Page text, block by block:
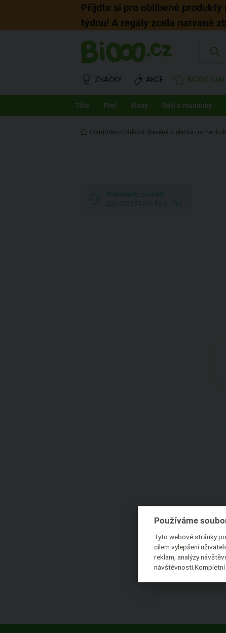
Přijdte si pro oblíbené produkty
týdnu! A regály zcela narvané
ZNAČKY AKCE BIOOO
Tělo Pleť Vlasy Děti a maminky
ČistéDřevo Dárková dřevěná krabička -
Používáme
Tyto webové stránky
cílem vylepšení
reklam, analýzy